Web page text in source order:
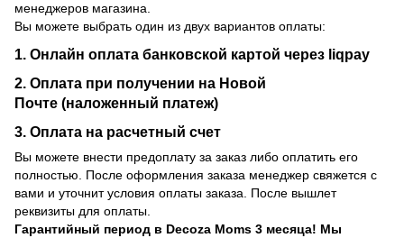
менеджеров магазина.
Вы можете выбрать один из двух вариантов оплаты:
1. Онлайн оплата банковской картой через liqpay
2. Оплата при получении на Новой
Почте (наложенный платеж)
3. Оплата на расчетный счет
Вы можете внести предоплату за заказ либо оплатить его
полностью. После оформления заказа менеджер свяжется с
вами и уточнит условия оплаты заказа. После вышлет
реквизиты для оплаты.
Гарантийный период в Decoza Moms 3 месяца! Мы